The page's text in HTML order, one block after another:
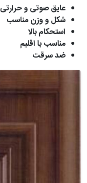
عایق صوتی و حرارتی
شکل و وزن مناسب
استحکام بالا
مناسب با اقلیم
ضد سرقت